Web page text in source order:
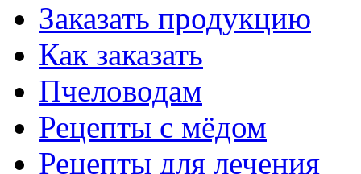
Заказать продукцию
Как заказать
Пчеловодам
Рецепты с мёдом
Рецепты для лечения